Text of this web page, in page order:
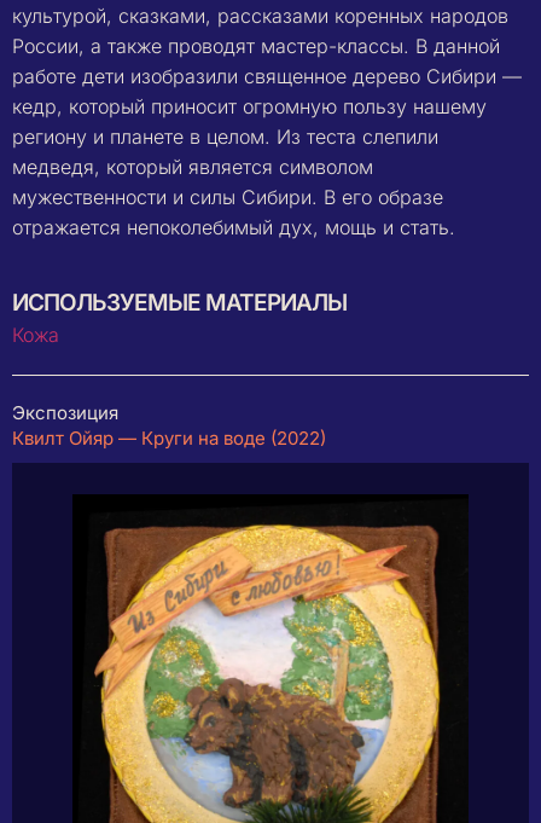
культурой, сказками, рассказами коренных народов
России, а также проводят мастер-классы. В данной
работе дети изобразили священное дерево Сибири —
кедр, который приносит огромную пользу нашему
региону и планете в целом. Из теста слепили
медведя, который является символом
мужественности и силы Сибири. В его образе
отражается непоколебимый дух, мощь и стать.
ИСПОЛЬЗУЕМЫЕ МАТЕРИАЛЫ
Кожа
Экспозиция
Квилт Ойяр — Круги на воде (2022)